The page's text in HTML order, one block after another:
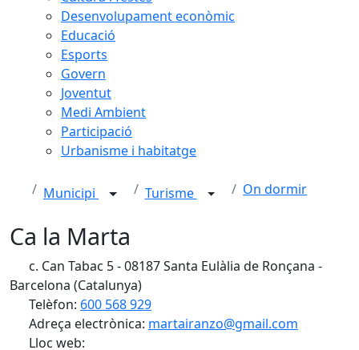
Desenvolupament econòmic
Educació
Esports
Govern
Joventut
Medi Ambient
Participació
Urbanisme i habitatge
Municipi Turisme On dormir
Ca la Marta
c. Can Tabac 5 - 08187 Santa Eulàlia de Ronçana -
Barcelona (Catalunya)
Telèfon: 600 568 929
Adreça electrònica: martairanzo@gmail.com
Lloc web: